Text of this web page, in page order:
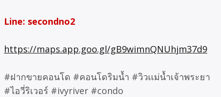
Line: secondno2
https://maps.app.goo.gl/gB9wimnQNUhjm37d9
#ฝากขายคอนโด #คอนโดริมน้ำ #วิวเเม่น้ำเจ้าพระยา
#ไอวี่ริเวอร์ #ivyriver #condo